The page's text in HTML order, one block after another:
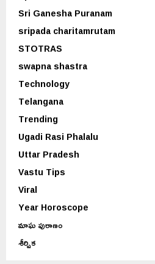
Sri Ganesha Puranam
sripada charitamrutam
STOTRAS
swapna shastra
Technology
Telangana
Trending
Ugadi Rasi Phalalu
Uttar Pradesh
Vastu Tips
Viral
Year Horoscope
మాఘ పురాణం
శీర్షిక